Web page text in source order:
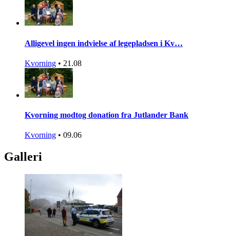
Alligevel ingen indvielse af legepladsen i Kv…
Kvorning • 21.08
Kvorning modtog donation fra Jutlander Bank
Kvorning • 09.06
Galleri